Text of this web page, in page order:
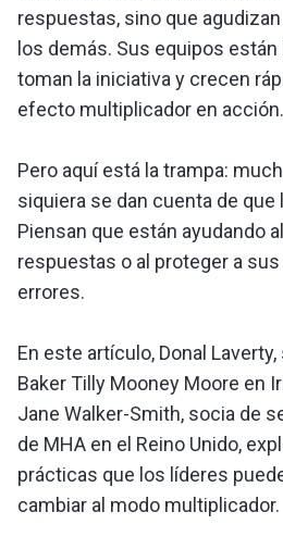
respuestas, sino que
los demás. Sus equipos
toman la iniciativa y crecen
efecto multiplicador en acción.
Pero aquí está la trampa:
siquiera se dan cuenta de que
Piensan que están ayudando
respuestas o al proteger a
errores.
En este artículo, Donal
Baker Tilly Mooney Moore en
Jane Walker-Smith, socia de
de MHA en el Reino Unido,
prácticas que los líderes
cambiar al modo multiplicador.